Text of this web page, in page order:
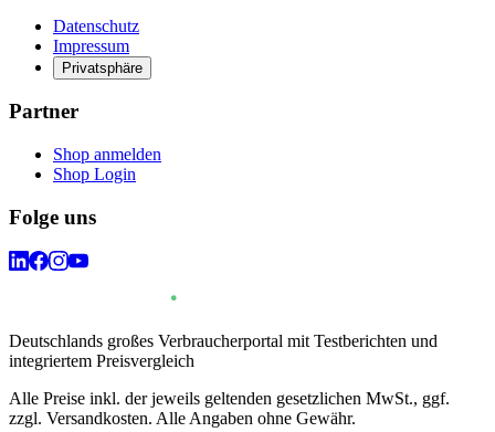
Datenschutz
Impressum
Privatsphäre
Partner
Shop anmelden
Shop Login
Folge uns
Deutschlands großes Verbraucherportal mit Testberichten und
integriertem Preisvergleich
Alle Preise inkl. der jeweils geltenden gesetzlichen MwSt., ggf.
zzgl. Versandkosten. Alle Angaben ohne Gewähr.